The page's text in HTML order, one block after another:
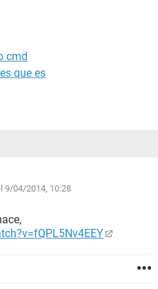
cmd
que es
9/04/2014, 10:28